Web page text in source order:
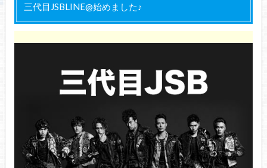
今市隆二『J-WAVE LIVE SUMMER JAM 2018
HiGH&LOW（ハイアンドロー）続編「 THE
WORST」あらすじやキャストは？
三代目J SOUL BROTHERS・今市隆二ソロラ
イブ『RYUJI IMAICHI CONCEPT LIVE 2022
“RILY’S NIGHT”』東京公演2daysセトリ＆ラ
三代目JSBLINE@始めました♪